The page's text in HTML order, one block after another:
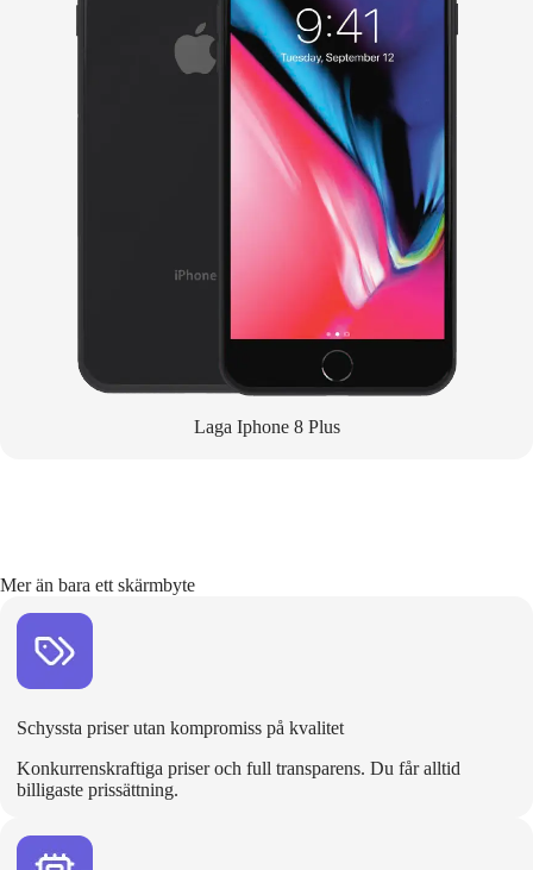
Laga Iphone 8 Plus
Mer än bara ett skärmbyte
Schyssta priser utan kompromiss på kvalitet
Konkurrenskraftiga priser och full transparens. Du får alltid
billigaste prissättning.